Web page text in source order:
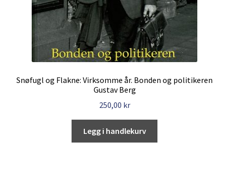
Snøfugl og Flakne: Virksomme år. Bonden og politikeren
Gustav Berg
250,00 kr
Legg i handlekurv